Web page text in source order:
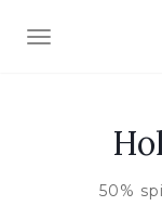
AFFICHER/
50%